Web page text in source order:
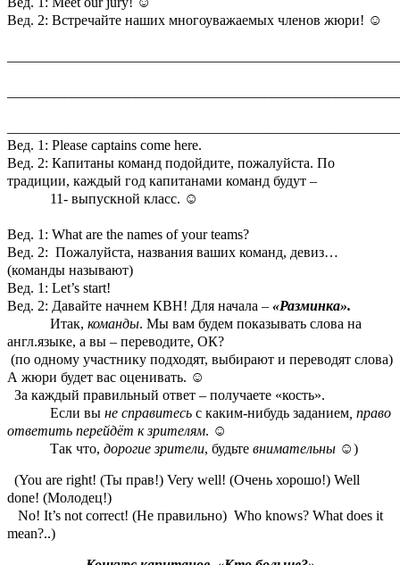
Вед. 2: Встречайте наших многоуважаемых членов жюри! ☺
Вед. 1: Please captains come here.
Вед. 2: Капитаны команд подойдите, пожалуйста. По
традиции, каждый год капитанами команд будут –
11- выпускной класс. ☺
Вед. 1: What are the names of your teams?
Вед. 2: Пожалуйста, названия ваших команд, девиз…
(команды называют)
Вед. 1: Let’s start!
Вед. 2: Давайте начнем КВН! Для начала – «Разминка».
Итак, команды. Мы вам будем показывать слова на
англ.языке, а вы – переводите, ОК?
(по одному участнику подходят, выбирают и переводят слова)
А жюри будет вас оценивать. ☺
За каждый правильный ответ – получаете «кость».
Если вы не справитесь с каким-нибудь заданием право
ответить перейдёт к зрителям. ☺
Так что, дорогие зрители, будьте внимательны ☺)
(You are right! (Ты прав!) Very well! (Очень хорошо!) Well
done! (Молодец!)
No! It’s not correct! (Не правильно) Who knows? What does it
mean?..)